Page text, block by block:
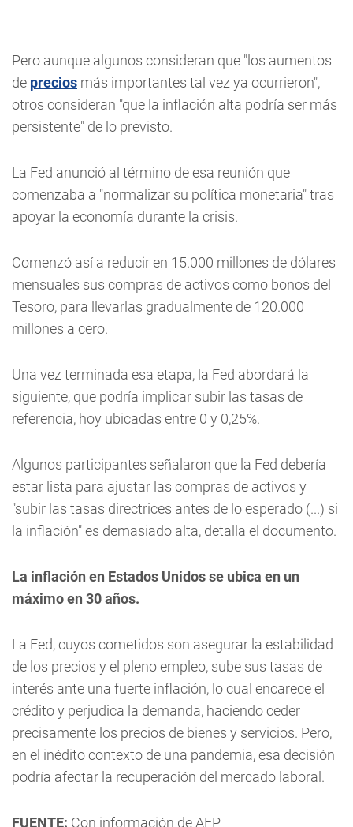
Pero aunque algunos consideran que "los aumentos
de precios más importantes tal vez ya ocurrieron",
otros consideran "que la inflación alta podría ser más
persistente" de lo previsto.
La Fed anunció al término de esa reunión que
comenzaba a "normalizar su política monetaria" tras
apoyar la economía durante la crisis.
Comenzó así a reducir en 15.000 millones de dólares
mensuales sus compras de activos como bonos del
Tesoro, para llevarlas gradualmente de 120.000
millones a cero.
Una vez terminada esa etapa, la Fed abordará la
siguiente, que podría implicar subir las tasas de
referencia, hoy ubicadas entre 0 y 0,25%.
Algunos participantes señalaron que la Fed debería
estar lista para ajustar las compras de activos y
"subir las tasas directrices antes de lo esperado (...) si
la inflación" es demasiado alta, detalla el documento.
La inflación en Estados Unidos se ubica en un
máximo en 30 años.
La Fed, cuyos cometidos son asegurar la estabilidad
de los precios y el pleno empleo, sube sus tasas de
interés ante una fuerte inflación, lo cual encarece el
crédito y perjudica la demanda, haciendo ceder
precisamente los precios de bienes y servicios. Pero,
en el inédito contexto de una pandemia, esa decisión
podría afectar la recuperación del mercado laboral.
FUENTE: Con información de AFP